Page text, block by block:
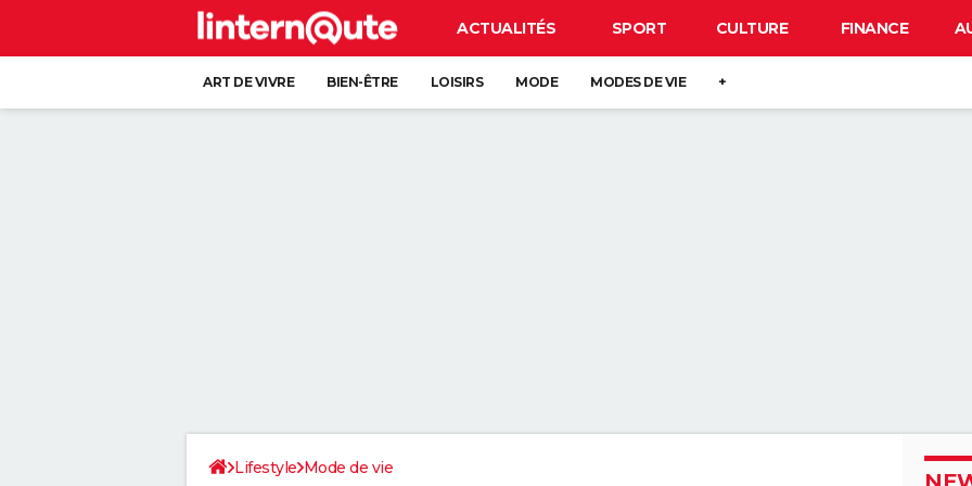
ACTUALITÉS SPORT CULTURE FINANCE
ART DE VIVRE BIEN-ÊTRE LOISIRS MODE MODES DE VIE +
Lifestyle Mode de vie